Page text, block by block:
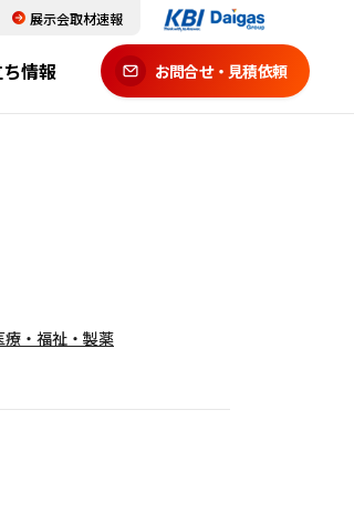
情報
展示会取材速報
お問合せ・見積依頼
療・福祉・製薬